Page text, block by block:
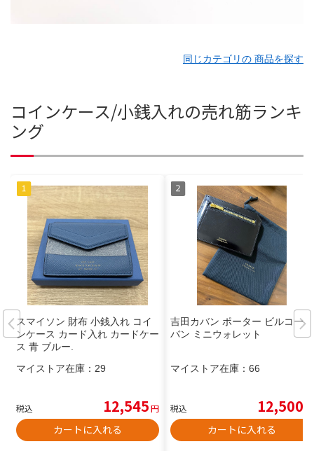
同じカテゴリの 商品を探す
コインケース/小銭入れの売れ筋ランキ
ング
スマイソン 財布 小銭入れ コイ
ンケース カード入れ カードケー
ス 青 ブルー.
マイストア在庫： 29
税込 12,545円
カートに入れる
吉田カバン ポーター ビルコード
バン ミニウォレット
マイストア在庫： 66
税込 12,500
カートに入れる